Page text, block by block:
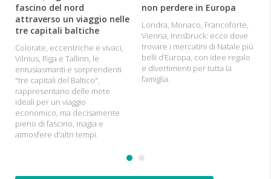
fascino del nord
attraverso un viaggio nelle
tre capitali baltiche
Colorate, eccentriche e vivaci,
Vilnius, Riga e Tallinn, le
entusiasmanti e sorprendenti
"tre capitali del Baltico",
rappresentano delle mete
ideali per un viaggio
economico, ma decisamente
pieno di fascino, magia e
atmosfere d'altri tempi.
non perdere in Europa
Londra, Monaco, Francoforte,
Vienna, Innsbruck: ecco dove
trovare i mercatini di Natale più
belli d’Europa, con idee regalo
e divertimenti per tutta la
famiglia.